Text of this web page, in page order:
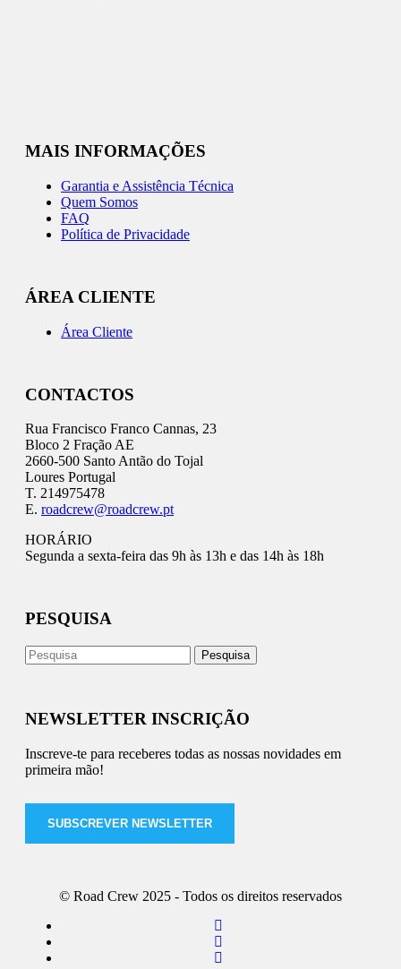
MAIS INFORMAÇÕES
Garantia e Assistência Técnica
Quem Somos
FAQ
Política de Privacidade
ÁREA CLIENTE
Área Cliente
CONTACTOS
Rua Francisco Franco Cannas, 23
Bloco 2 Fração AE
2660-500 Santo Antão do Tojal
Loures Portugal
T. 214975478
E. roadcrew@roadcrew.pt
HORÁRIO
Segunda a sexta-feira das 9h às 13h e das 14h às 18h
PESQUISA
NEWSLETTER INSCRIÇÃO
Inscreve-te para receberes todas as nossas novidades em
primeira mão!
SUBSCREVER NEWSLETTER
© Road Crew 2025 - Todos os direitos reservados